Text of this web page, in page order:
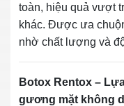
toàn, hiệu quả vượt
khác. Được ưa
nhờ chất lượng và
Botox Rentox –
gương mặt không